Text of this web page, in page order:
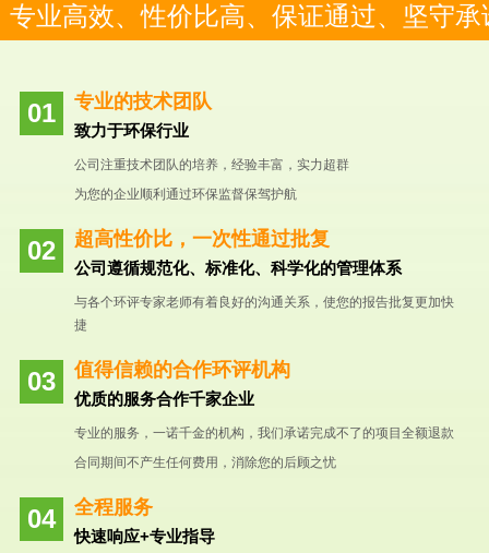
专业高效、性价比高、保证通过、坚守承
专业的技术团队
致力于环保行业
公司注重技术团队的培养，经验丰富，实力超群
为您的企业顺利通过环保监督保驾护航
超高性价比，一次性通过批复
公司遵循规范化、标准化、科学化的管理体系
与各个环评专家老师有着良好的沟通关系，使您的报告批复更加快
捷
值得信赖的合作环评机构
优质的服务合作千家企业
专业的服务，一诺千金的机构，我们承诺完成不了的项目全额退款
合同期间不产生任何费用，消除您的后顾之忧
全程服务
快速响应+专业指导